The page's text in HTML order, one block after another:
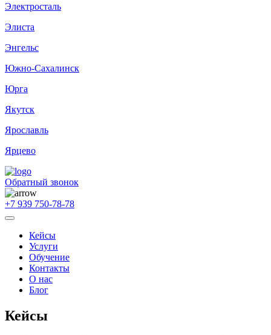
Электросталь
Элиста
Энгельс
Южно-Сахалинск
Юрга
Якутск
Ярославль
Ярцево
Обратный звонок
+7 939 750-78-78
Кейсы
Услуги
Обучение
Контакты
О нас
Блог
Кейсы